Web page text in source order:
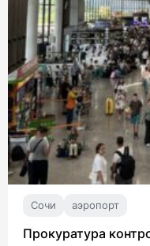
Сочи аэропорт
Прокуратура